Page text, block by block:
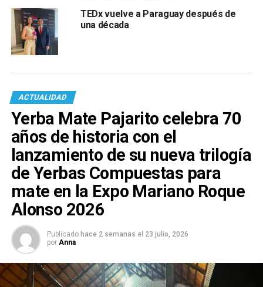
TEDx vuelve a Paraguay después de
una década
ACTUALIDAD
Yerba Mate Pajarito celebra 70
años de historia con el
lanzamiento de su nueva trilogía
de Yerbas Compuestas para
mate en la Expo Mariano Roque
Alonso 2026
Publicado hace 2 semanas el 23 julio, 2026
por Anna